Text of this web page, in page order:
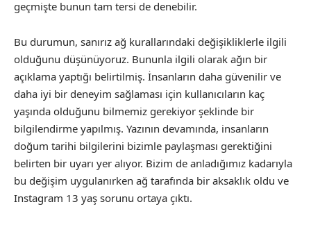
geçmişte bunun tam tersi de denebilir.
Bu durumun, sanırız ağ kurallarındaki değişikliklerle ilgili
olduğunu düşünüyoruz. Bununla ilgili olarak ağın bir
açıklama yaptığı belirtilmiş. İnsanların daha güvenilir ve
daha iyi bir deneyim sağlaması için kullanıcıların kaç
yaşında olduğunu bilmemiz gerekiyor şeklinde bir
bilgilendirme yapılmış. Yazının devamında, insanların
doğum tarihi bilgilerini bizimle paylaşması gerektiğini
belirten bir uyarı yer alıyor. Bizim de anladığımız kadarıyla
bu değişim uygulanırken ağ tarafında bir aksaklık oldu ve
Instagram 13 yaş sorunu ortaya çıktı.